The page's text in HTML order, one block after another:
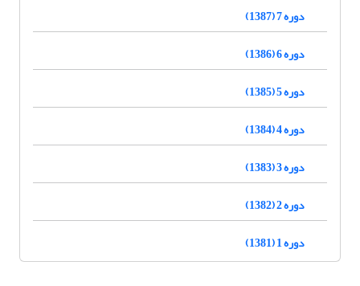
دوره 7 (1387)
دوره 6 (1386)
دوره 5 (1385)
دوره 4 (1384)
دوره 3 (1383)
دوره 2 (1382)
دوره 1 (1381)